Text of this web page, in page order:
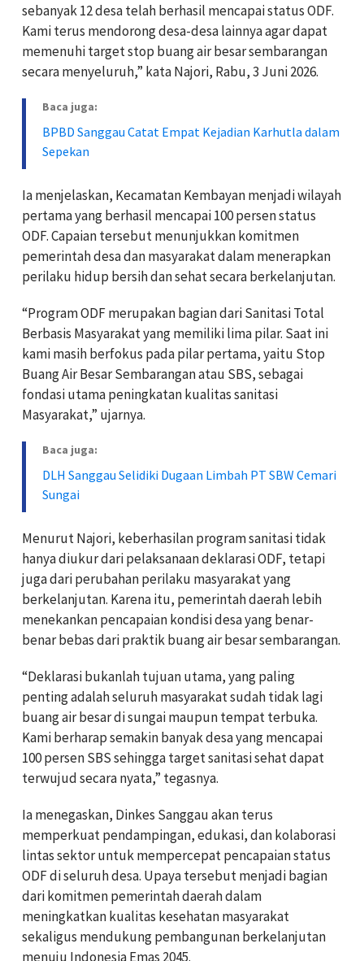
sebanyak 12 desa telah berhasil mencapai status ODF.
Kami terus mendorong desa-desa lainnya agar dapat
memenuhi target stop buang air besar sembarangan
secara menyeluruh,” kata Najori, Rabu, 3 Juni 2026.
Baca juga:
BPBD Sanggau Catat Empat Kejadian Karhutla dalam
Sepekan
Ia menjelaskan, Kecamatan Kembayan menjadi wilayah
pertama yang berhasil mencapai 100 persen status
ODF. Capaian tersebut menunjukkan komitmen
pemerintah desa dan masyarakat dalam menerapkan
perilaku hidup bersih dan sehat secara berkelanjutan.
“Program ODF merupakan bagian dari Sanitasi Total
Berbasis Masyarakat yang memiliki lima pilar. Saat ini
kami masih berfokus pada pilar pertama, yaitu Stop
Buang Air Besar Sembarangan atau SBS, sebagai
fondasi utama peningkatan kualitas sanitasi
Masyarakat,” ujarnya.
Baca juga:
DLH Sanggau Selidiki Dugaan Limbah PT SBW Cemari
Sungai
Menurut Najori, keberhasilan program sanitasi tidak
hanya diukur dari pelaksanaan deklarasi ODF, tetapi
juga dari perubahan perilaku masyarakat yang
berkelanjutan. Karena itu, pemerintah daerah lebih
menekankan pencapaian kondisi desa yang benar-
benar bebas dari praktik buang air besar sembarangan.
“Deklarasi bukanlah tujuan utama, yang paling
penting adalah seluruh masyarakat sudah tidak lagi
buang air besar di sungai maupun tempat terbuka.
Kami berharap semakin banyak desa yang mencapai
100 persen SBS sehingga target sanitasi sehat dapat
terwujud secara nyata,” tegasnya.
Ia menegaskan, Dinkes Sanggau akan terus
memperkuat pendampingan, edukasi, dan kolaborasi
lintas sektor untuk mempercepat pencapaian status
ODF di seluruh desa. Upaya tersebut menjadi bagian
dari komitmen pemerintah daerah dalam
meningkatkan kualitas kesehatan masyarakat
sekaligus mendukung pembangunan berkelanjutan
menuju Indonesia Emas 2045.